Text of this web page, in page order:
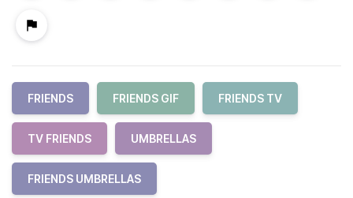
FRIENDS FRIENDS GIF FRIENDS TV
TV FRIENDS UMBRELLAS
FRIENDS UMBRELLAS